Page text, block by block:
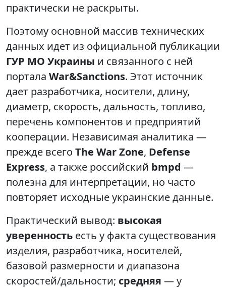
практически не раскрыты.
Поэтому основной массив технических
данных идет из официальной публикации
ГУР МО Украины и связанного с ней
портала War&Sanctions. Этот источник
дает разработчика, носители, длину,
диаметр, скорость, дальность, топливо,
перечень компонентов и предприятий
кооперации. Независимая аналитика —
прежде всего The War Zone, Defense
Express, а также российский bmpd —
полезна для интерпретации, но часто
повторяет исходные украинские данные.
Практический вывод: высокая
уверенность есть у факта существования
изделия, разработчика, носителей,
базовой размерности и диапазона
скоростей/дальности; средняя — у